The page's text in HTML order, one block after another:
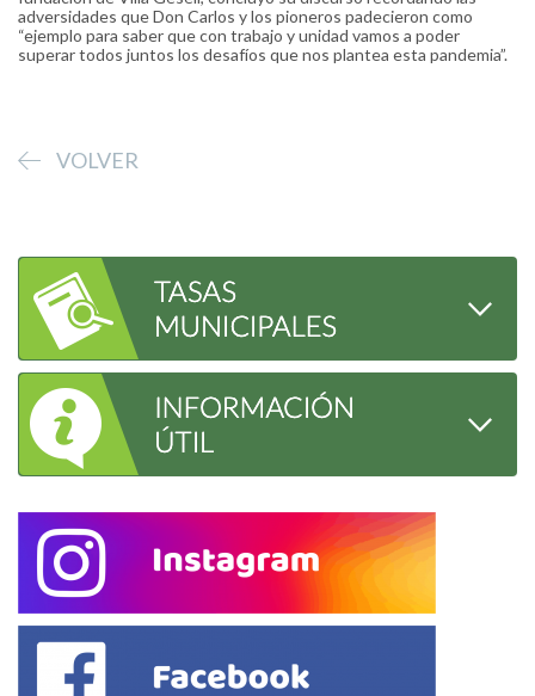
adversidades que Don Carlos y los pioneros padecieron como
“ejemplo para saber que con trabajo y unidad vamos a poder
superar todos juntos los desafíos que nos plantea esta pandemia”.
VOLVER